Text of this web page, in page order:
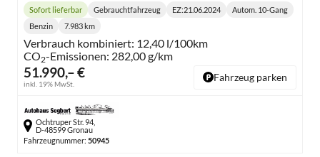
51.990,– €
inkl. 19% MwSt.
Lieferzeit:
Sofort lieferbar Gebrauchtfahrzeug EZ:21.06.2024
Getriebe:
Autom. 10-Gang
Kraftstoff:
Benzin
Kilometerstand:
7.983 km
Verbrauch kombiniert: 12,40 l/100km
CO2-Emissionen: 282,00 g/km
Fahrzeug parken
Ochtruper Str. 94,
D-48599 Gronau
Fahrzeugnummer: 50945